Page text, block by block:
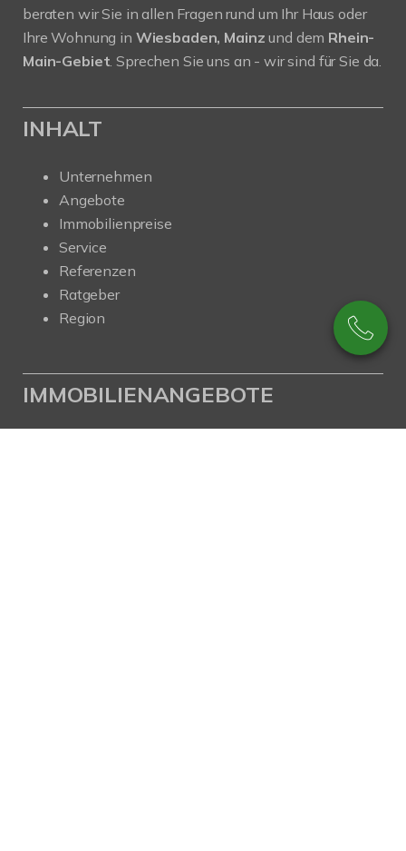
beraten wir Sie in allen Fragen rund um Ihr Haus oder
Ihre Wohnung in Wiesbaden, Mainzund dem Rhein-
Main-Gebiet. Sprechen Sie uns an - wir sind für Sie da.
INHALT
Unternehmen
Angebote
Immobilienpreise
Service
Referenzen
Ratgeber
Region
IMMOBILIENANGEBOTE